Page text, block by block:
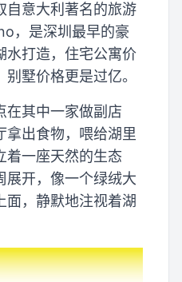
自意大利著名的旅游
是深圳最早的豪
水打造，住宅公寓价
墅价格更是过亿。
在其中一家做副店
拿出食物，喂给湖里
着一座天然的生态
展开，像一个绿绒大
面，静默地注视着湖